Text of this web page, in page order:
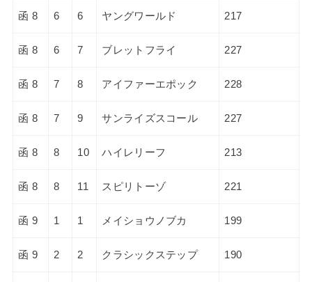
函 8 6 6 ヤングワールド 217
函 8 6 7 ブレットフライ 227
函 8 7 8 アイファーエポック 228
函 8 7 9 サンライズスコール 227
函 8 8 10 ハイレリーフ 213
函 8 8 11 スピリトーゾ 221
函 9 1 1 メイショウノブカ 199
函 9 2 2 クラシックステップ 190